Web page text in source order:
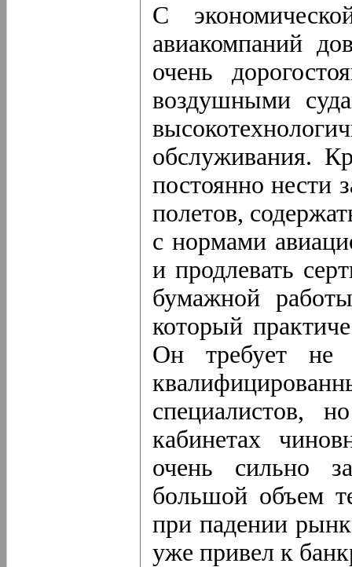
С
авиакомпаний
очень
воздушными
обслуживания.
постоянно нести
полетов,
с нормами
и продлевать
бумажной
который
Он требует не
специалистов,
кабинетах
очень сильно
большой объем
при падении
уже привел к